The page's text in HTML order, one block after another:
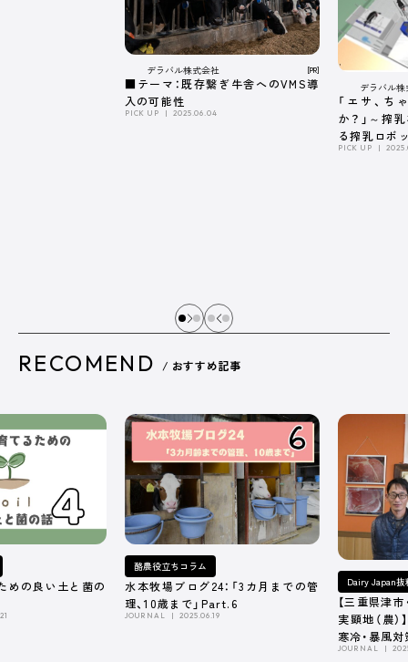
デラバル株式会社 [PR]
■テーマ：既存繋ぎ牛舎へのVMS導
入の可能性
PICK UP 2025.06.04
デラバル
「エサ、ち
か？」～搾
る搾乳ロボ
係～
PICK UP
RECOMEND / おすすめ記事
めの良い土と菌の
酪農役立ちコラム
水本牧場ブログ24：「3カ月までの管
理、10歳まで」Part.6
JOURNAL 2025.06.19
Dairy Japan抜
【三重県津
実顕地（農
寒冷・暴風対
JOURNAL